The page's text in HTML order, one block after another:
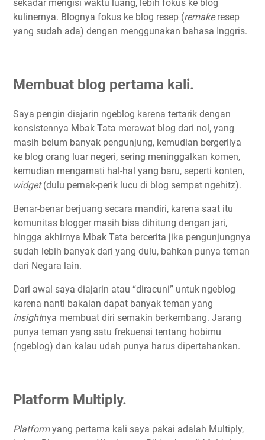
sekadar mengisi waktu luang, lebih fokus ke blog
kulinernya. Blognya fokus ke blog resep (remakeresep
yang sudah ada) dengan menggunakan bahasa Inggris.
Membuat blog pertama kali.
Saya pengin diajarin ngeblog karena tertarik dengan
konsistennya Mbak Tata merawat blog dari nol, yang
masih belum banyak pengunjung, kemudian bergerilya
ke blog orang luar negeri, sering meninggalkan komen,
kemudian mengamati hal-hal yang baru, seperti konten,
widget(dulu pernak-perik lucu di blog sempat ngehitz).
Benar-benar berjuang secara mandiri, karena saat itu
komunitas blogger masih bisa dihitung dengan jari,
hingga akhirnya Mbak Tata bercerita jika pengunjungnya
sudah lebih banyak dari yang dulu, bahkan punya teman
dari Negara lain.
Dari awal saya diajarin atau “diracuni” untuk ngeblog
karena nanti bakalan dapat banyak teman yang
insightnya membuat diri semakin berkembang. Jarang
punya teman yang satu frekuensi tentang hobimu
(ngeblog) dan kalau udah punya harus dipertahankan.
Platform Multiply.
Platformyang pertama kali saya pakai adalah Multiply,